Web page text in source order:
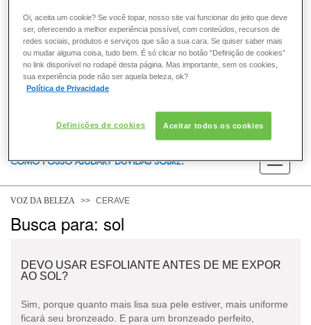
COMO POSSO AJUDAR? DÚVIDAS SOBRE:
PELE
VOZ DA BELEZA CERAVE
Busca para: sol
DEVO USAR ESFOLIANTE ANTES DE ME EXPOR
AO SOL?
Sim, porque quanto mais lisa sua pele estiver, mais uniforme
ficará seu bronzeado. E para um bronzeado perfeito,
Oi, aceita um cookie? Se você topar, nosso site vai funcionar do jeito que deve
ser, oferecendo a melhor experiência possível, com conteúdos, recursos de
redes sociais, produtos e serviços que são a sua cara. Se quiser saber mais
ou mudar alguma coisa, tudo bem. É só clicar no botão “Definição de cookies”
no link disponível no rodapé desta página. Mas importante, sem os cookies,
sua experiência pode não ser aquela beleza, ok?
Política de Privacidade
Definições de cookies Aceitar todos os cookies